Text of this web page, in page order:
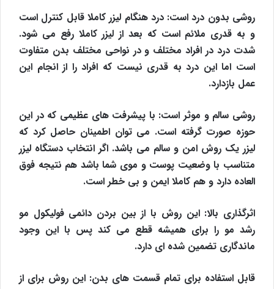
روشی بدون درد است: درد هنگام لیزر کاملا قابل کنترل است
و به قدری ملائم است که بعد از لیزر کاملا رفع می شود.
شدت درد در افراد مختلف و در نواحی مختلف بدن متفاوت
است اما این درد به قدری نیست که افراد را از انجام این
عمل بازدارد‌.
روشی سالم و موثر است: با پیشرفت های عظیمی که در این
حوزه صورت گرفته است. می توان اطمینان حاصل کرد که
لیزر یک روش امن و سالم می باشد. اگر انتخاب دستگاه لیزر
متناسب با وضعیت پوست و موی شما باشد هم نتیجه فوق
العاده دارد و هم کاملا ایمن و بی خطر است.
اثرگذاری بالا: این روش با از بین بردن دائمی فولیکول مو
رشد مو را برای همیشه قطع می کند پس با این وجود
ماندگاری تضمین شده ای دارد.
قابل استفاده برای تمام قسمت های بدن: این روش برای از